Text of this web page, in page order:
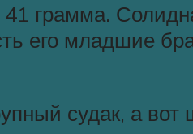
41 грамма.
его младшие
судак, а